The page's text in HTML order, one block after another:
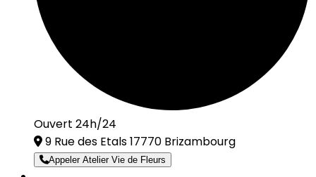
Ouvert 24h/24
9 Rue des Etals 17770 Brizambourg
Appeler Atelier Vie de Fleurs